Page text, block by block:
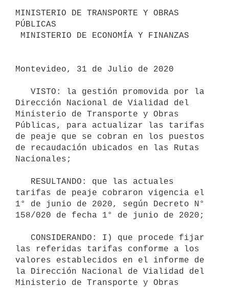
MINISTERIO DE TRANSPORTE Y OBRAS
PÚBLICAS
Montevideo, 31 de Julio de 2020
Dirección Nacional de Vialidad del
Ministerio de Transporte y Obras
Públicas, para actualizar las tarifas
de peaje que se cobran en los puestos
de recaudación ubicados en las Rutas
Nacionales;
tarifas de peaje cobraron vigencia el
1° de junio de 2020, según Decreto N°
158/020 de fecha 1° de junio de 2020;
las referidas tarifas conforme a los
valores establecidos en el informe de
la Dirección Nacional de Vialidad del
Ministerio de Transporte y Obras